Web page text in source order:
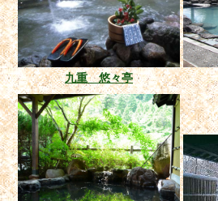
九重 悠々亭